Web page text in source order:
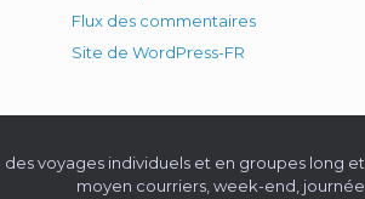
Flux des commentaires
Site de WordPress-FR
voyages individuels et en groupes long et
moyen courriers, week-end, journée